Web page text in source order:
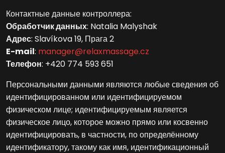
Контактные данные контроллера:
Обработчик данных: Natalia Malyshak
Адрес: Slavíkova 19, Прага 2
E-mail: manager@relaxmassage.cz
Телефон: +420 774 593 651
Персональными данными являются любые сведения об
идентифицированном или идентифицируемом
физическом лице; идентифицируемым является
физическое лицо, которое можно прямо или косвенно
идентифицировать, в частности, по определённому
идентификатору, такому как имя, идентификационный